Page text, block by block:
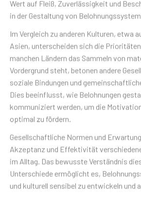
in der Gestaltung von
Im Vergleich zu anderen Kulturen, etwa
Asien, unterscheiden sich die
manchen Ländern das Sammeln von
Vordergrund steht, betonen andere
soziale Bindungen und
Dies beeinflusst, wie Belohnungen
kommuniziert werden, um die
optimal zu fördern.
Gesellschaftliche Normen und
Akzeptanz und Effektivität
im Alltag. Das bewusste Verständnis
Unterschiede ermöglicht es,
und kulturell sensibel zu entwickeln und